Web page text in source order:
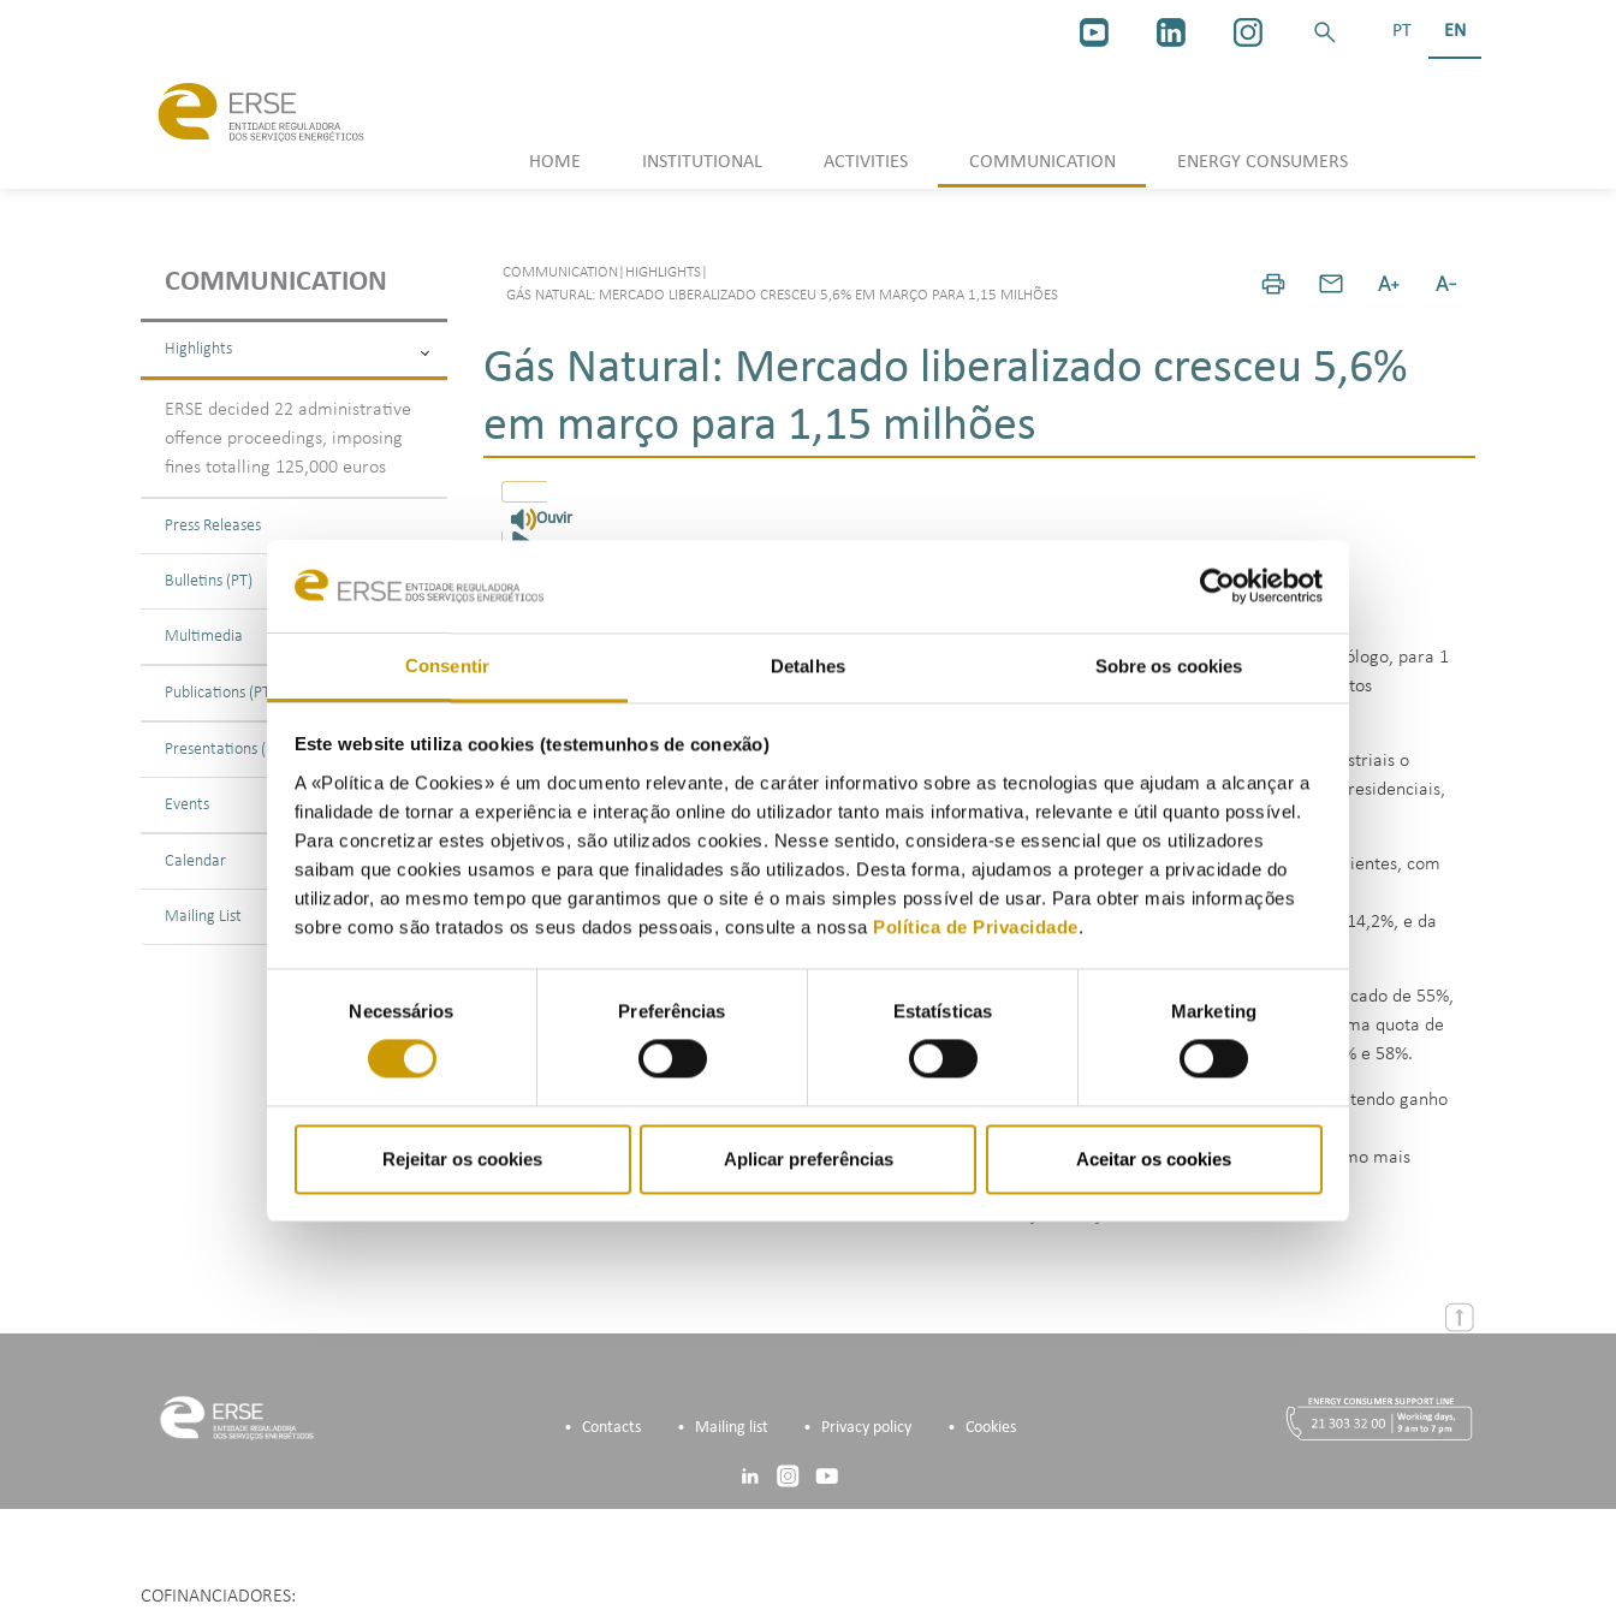
Consentir Detalhes Sobre os cookies
Este website utiliza cookies (testemunhos de conexão)
A «Política de Cookies» é um documento relevante, de caráter informativo sobre as tecnologias que ajudam a alcançar a
finalidade de tornar a experiência e interação online do utilizador tanto mais informativa, relevante e útil quanto possível.
Para concretizar estes objetivos, são utilizados cookies. Nesse sentido, considera-se essencial que os utilizadores
saibam que cookies usamos e para que finalidades são utilizados. Desta forma, ajudamos a proteger a privacidade do
utilizador, ao mesmo tempo que garantimos que o site é o mais simples possível de usar. Para obter mais informações
sobre como são tratados os seus dados pessoais, consulte a nossa Política de Privacidade.
consentimento
Necessários Preferências Estatísticas Marketing
Rejeitar os cookies Aplicar preferências Aceitar os cookies
PT EN
HOME INSTITUTIONAL ACTIVITIES COMMUNICATION ENERGY CONSUMERS
COMMUNICATION
Highlights
ERSE decided 22 administrative
offence proceedings, imposing
fines totalling 125,000 euros
Press Releases
Bulletins (PT)
Multimedia
Publications (PT)
Presentations (PT)
Events
Calendar
Mailing List
COMMUNICATION HIGHLIGHTS
GÁS NATURAL: MERCADO LIBERALIZADO CRESCEU 5,6% EM MARÇO PARA 1,15 MILHÕES
Gás Natural: Mercado liberalizado cresceu 5,6%
em março para 1,15 milhões
Ouvir
O número de consumidores no mercado liberalizado de gás natural subiu 5,6% em março, face ao mês homólogo, para 1
156 mil clientes, permanecendo 305 mil consumidores no mercado regulado, maioritariamente dos segmentos
O mercado livre representa já 97% do consumo global em Portugal continental, sendo os consumidores industriais o
segmento de clientes com maior penetração no mercado, com 94% do consumo, seguido dos consumidores residenciais,
com 82% do consumo, e PME, com 71% do consumo.
Em termos de quotas de mercado, a EDP mantém-se como principal operador do mercado em número de clientes, com
uma quota de 56,6%, seguido da Galp, com 23,8%, e da Goldenergy, com 13,4%.
Em termos de consumo abastecido, a Galp lidera com 51,9% de quota, seguida da Gás Natural Fenosa, com 14,2%, e da
O segmento de grandes consumidores, em termos de consumo, é liderado pela Galp com uma quota de mercado de 55%,
seguido pela Gas Natural Fenosa com 17%. A Galp lidera também o segmento dos clientes industriais com uma quota de
56%. No segmentos das PME e residencial lidera a EDP com uma quota de mercado de, respetivamente, 55% e 58%.
Em termos de captação de clientes, em março foi a Endesa o comercializador que maior captação registou, tendo ganho
cerca de 45% do número de clientes que mudou de comercializador. Já em termos de consumo foi a Galp o
comercializador que maior quota conquistou em março (28%), preferencialmente consumidores com consumo mais
Contacts Mailing list Privacy policy Cookies
COFINANCIADORES: